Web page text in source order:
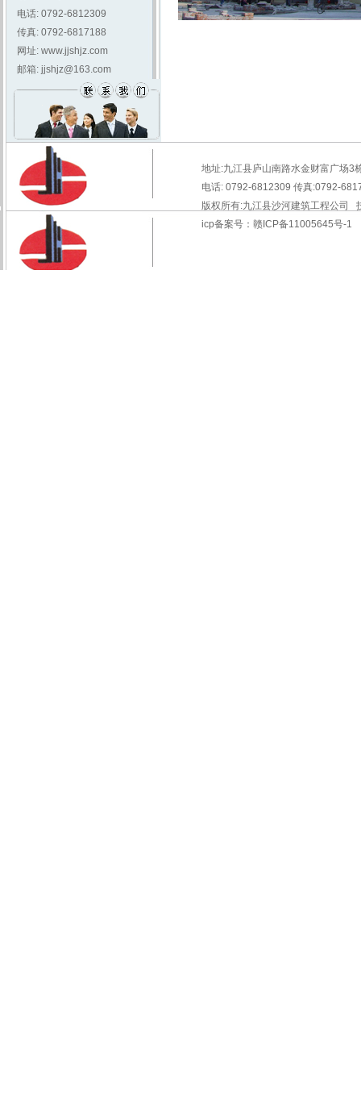
电话: 0792-6812309
传真: 0792-6817188
网址: www.jjshjz.com
邮箱: jjshjz@163.com
地址:九江县庐山南路水金财富广场3
电话: 0792-6812309 传真:0792-
版权所有:九江县沙河建筑工程公司
icp备案号：赣ICP备11005645号-1